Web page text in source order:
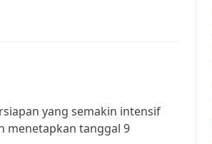
yang semakin intensif
menetapkan tanggal 9